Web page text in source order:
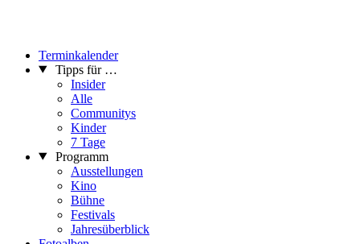
Terminkalender
Tipps für …
Insider
Alle
Communitys
Kinder
7 Tage
Programm
Ausstellungen
Kino
Bühne
Festivals
Jahresüberblick